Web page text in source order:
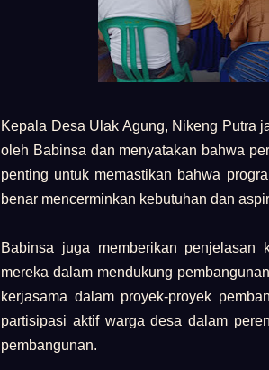
Kepala Desa Ulak Agung, Nikeng Putra
oleh Babinsa dan menyatakan bahwa
penting untuk memastikan bahwa
benar mencerminkan kebutuhan dan
Babinsa juga memberikan penjelasan
mereka dalam mendukung
kerjasama dalam proyek-proyek
partisipasi aktif warga desa dalam
pembangunan.